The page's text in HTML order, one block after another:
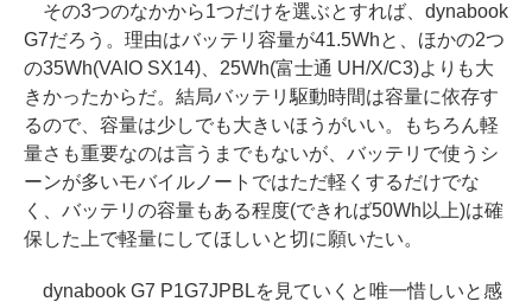
その3つのなかから1つだけを選ぶとすれば、dynabook
G7だろう。理由はバッテリ容量が41.5Whと、ほかの2つ
の35Wh(VAIO SX14)、25Wh(富士通 UH/X/C3)よりも大
きかったからだ。結局バッテリ駆動時間は容量に依存す
るので、容量は少しでも大きいほうがいい。もちろん軽
量さも重要なのは言うまでもないが、バッテリで使うシ
ーンが多いモバイルノートではただ軽くするだけでな
く、バッテリの容量もある程度(できれば50Wh以上)は確
保した上で軽量にしてほしいと切に願いたい。
dynabook G7 P1G7JPBLを見ていくと唯一惜しいと感